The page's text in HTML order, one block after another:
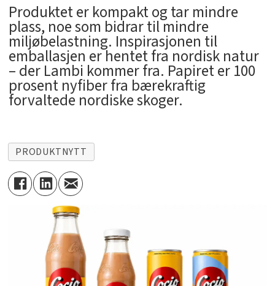
Produktet er kompakt og tar mindre
plass, noe som bidrar til mindre
miljøbelastning. Inspirasjonen til
emballasjen er hentet fra nordisk natur
– der Lambi kommer fra. Papiret er 100
prosent nyfiber fra bærekraftig
forvaltede nordiske skoger.
PRODUKTNYTT